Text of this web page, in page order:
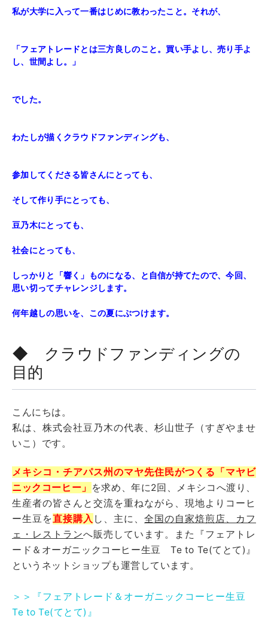
私が大学に入って一番はじめに教わったこと。それが、
「フェアトレードとは三方良しのこと。買い手よし、売り手よ
し、世間よし。」
でした。
わたしが描くクラウドファンディングも、
参加してくださる皆さんにとっても、
そして作り手にとっても、
豆乃木にとっても、
社会にとっても、
しっかりと「響く」ものになる、と自信が持てたので、今回、
思い切ってチャレンジします。
何年越しの思いを、この夏にぶつけます。
◆ クラウドファンディングの
目的
こんにちは。
私は、株式会社豆乃木の代表、杉山世子（すぎやませ
いこ）です。
メキシコ・チアパス州のマヤ先住民がつくる「マヤビ
ニックコーヒー」
を求め、年に2回、メキシコへ渡り、
生産者の皆さんと交流を重ねながら、現地よりコーヒ
ー生豆を直接購入 し、主に、全国の自家焙煎店、カフ
ェ・レストランへ販売しています。また『フェアトレ
ード＆オーガニックコーヒー生豆 Te to Te(てとて)』
というネットショップも運営しています。
＞＞
『フェアトレード＆オーガニックコーヒー生豆
Te to Te(てとて)』